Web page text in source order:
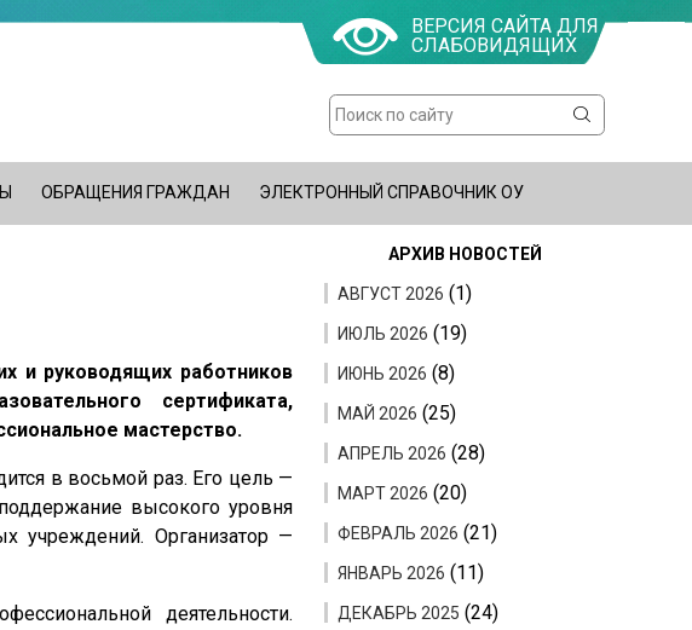
Форма
поиска
Поиск
ВЕРСИЯ САЙТА ДЛЯ
СЛАБОВИДЯЩИХ
ОБРАЩЕНИЯ ГРАЖДАН ЭЛЕКТРОННЫЙ СПРАВОЧНИК ОУ
и руководящих работников
сертификата,
мастерство.
в восьмой раз. Его цель —
высокого уровня
учреждений. Организатор —
деятельности.
АРХИВ НОВОСТЕЙ
АВГУСТ 2026 (1)
ИЮЛЬ 2026 (19)
ИЮНЬ 2026 (8)
МАЙ 2026 (25)
АПРЕЛЬ 2026 (28)
МАРТ 2026 (20)
ФЕВРАЛЬ 2026 (21)
ЯНВАРЬ 2026 (11)
ДЕКАБРЬ 2025 (24)